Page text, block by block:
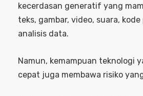
kecerdasan generatif yang
teks, gambar, video, suara,
analisis data.
Namun, kemampuan teknologi
cepat juga membawa risiko